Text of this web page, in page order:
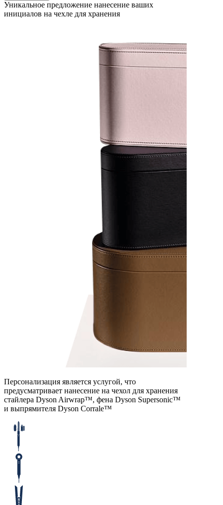
Уникальное предложение нанесение ваших
инициалов на чехле для хранения
Персонализация является услугой, что
предусматривает нанесение на чехол для хранения
стайлера Dyson Airwrap™, фена Dyson Supersonic™
и выпрямителя Dyson Corralе™